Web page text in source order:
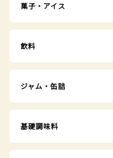
菓子・アイス
飲料
ジャム・缶詰
基礎調味料